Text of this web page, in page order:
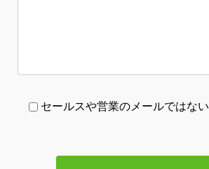
セールスや営業のメールではない